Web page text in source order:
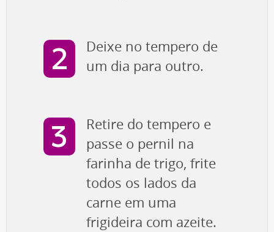
Deixe no tempero de
um dia para outro.
Retire do tempero e
passe o pernil na
farinha de trigo, frite
todos os lados da
carne em uma
frigideira com azeite.